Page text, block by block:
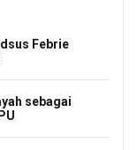
Febrie
sebagai